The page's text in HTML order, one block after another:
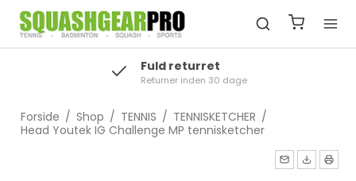
Fuld returret
Returner inden 30 dage
Forside / Shop / TENNIS / TENNISKETCHER /
Head Youtek IG Challenge MP tennisketcher